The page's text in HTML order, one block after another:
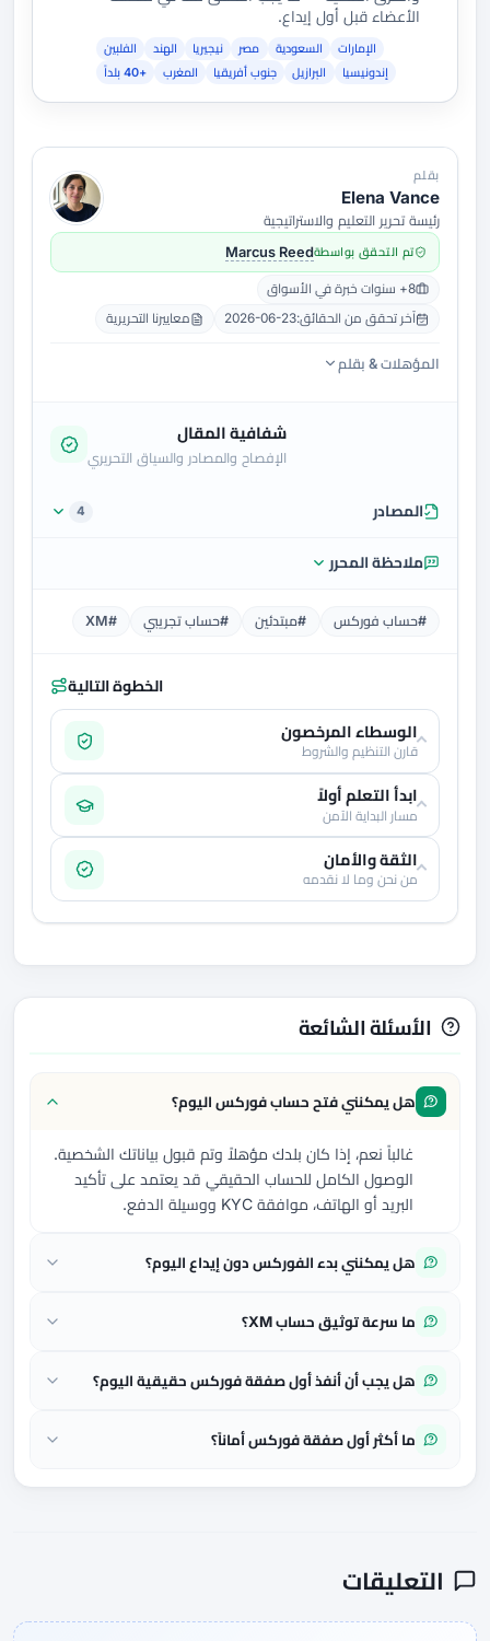
الأعضاء قبل أول إيداع.
الإمارات السعودية مصر نيجيريا الهند
الفلبين
إندونيسيا
البرازيل جنوب أفريقيا المغرب +40 بلداً
بقلم
Elena Vance
رئيسة تحرير التعليم والاستراتيجية
تم التحقق بواسطةMarcus Reed
8+ سنوات خبرة في الأسواق
آخر تحقق من الحقائق:2026-06-23 معاييرنا التحريرية
المؤهلات & بقلم
شفافية المقال
الإفصاح والمصادر والسياق التحريري
المصادر 4
ملاحظة المحرر
#حساب فوركس #مبتدئين #حساب تجريبي #XM
الخطوة التالية
الوسطاء المرخصون
قارن التنظيم والشروط
ابدأ التعلم أولاً
مسار البداية الآمن
الثقة والأمان
من نحن وما لا نقدمه
الأسئلة الشائعة
هل يمكنني فتح حساب فوركس اليوم؟
غالباً نعم، إذا كان بلدك مؤهلاً وتم قبول بياناتك الشخصية.
الوصول الكامل للحساب الحقيقي قد يعتمد على تأكيد
البريد أو الهاتف، موافقة KYC ووسيلة الدفع.
هل يمكنني بدء الفوركس دون إيداع اليوم؟
ما سرعة توثيق حساب XM؟
هل يجب أن أنفذ أول صفقة فوركس حقيقية اليوم؟
ما أكثر أول صفقة فوركس أماناً؟
التعليقات